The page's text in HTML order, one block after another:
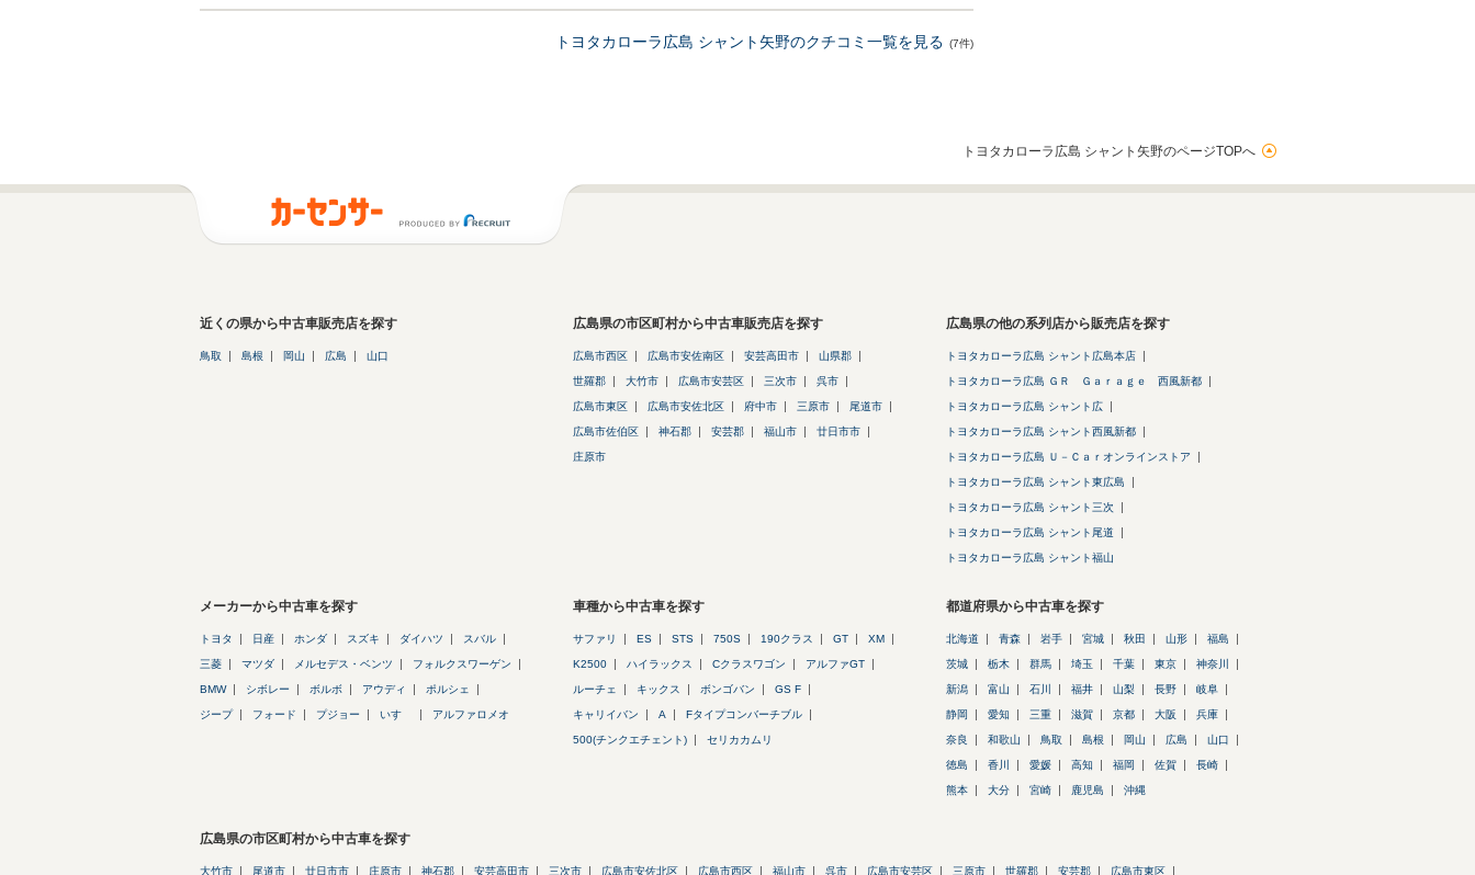
トヨタカローラ広島 シャント矢野のクチコミ一覧を見る (7件)
トヨタカローラ広島 シャント矢野のページTOPへ
近くの県から中古車販売店を探す
鳥取 島根 岡山 広島 山口
広島県の市区町村から中古車販売店を探す
広島市西区 広島市安佐南区 安芸高田市 山県郡
世羅郡 大竹市 広島市安芸区 三次市 呉市
広島市東区 広島市安佐北区 府中市 三原市 尾道市
広島市佐伯区 神石郡 安芸郡 福山市 廿日市市
庄原市
広島県の他の系列店から販売店を探す
トヨタカローラ広島 シャント広島本店
トヨタカローラ広島 ＧＲ Ｇａｒａｇｅ 西風新都
トヨタカローラ広島 シャント広
トヨタカローラ広島 シャント西風新都
トヨタカローラ広島 Ｕ－Ｃａｒオンラインストア
トヨタカローラ広島 シャント東広島
トヨタカローラ広島 シャント三次
トヨタカローラ広島 シャント尾道
トヨタカローラ広島 シャント福山
メーカーから中古車を探す
トヨタ 日産 ホンダ スズキ ダイハツ スバル
三菱 マツダ メルセデス・ベンツ フォルクスワーゲン
BMW シボレー ボルボ アウディ ポルシェ
ジープ フォード プジョー いすゞ アルファロメオ
車種から中古車を探す
サファリ ES STS 750S 190クラス GT XM
K2500 ハイラックス Cクラスワゴン アルファGT
ルーチェ キックス ボンゴバン GS F
キャリイバン A Fタイプコンバーチブル
500(チンクエチェント) セリカカムリ
都道府県から中古車を探す
北海道 青森 岩手 宮城 秋田 山形 福島
茨城 栃木 群馬 埼玉 千葉 東京 神奈川
新潟 富山 石川 福井 山梨 長野 岐阜
静岡 愛知 三重 滋賀 京都 大阪 兵庫
奈良 和歌山 鳥取 島根 岡山 広島 山口
徳島 香川 愛媛 高知 福岡 佐賀 長崎
熊本 大分 宮崎 鹿児島 沖縄
広島県の市区町村から中古車を探す
大竹市 尾道市 廿日市市 庄原市 神石郡 安芸高田市 三次市 広島市安佐北区 広島市西区 福山市 呉市 広島市安芸区 三原市 世羅郡 安芸郡 広島市東区